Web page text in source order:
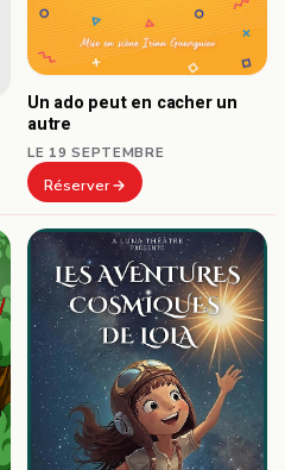
Un ado peut en cacher un
autre
LE 19 SEPTEMBRE
Réserver